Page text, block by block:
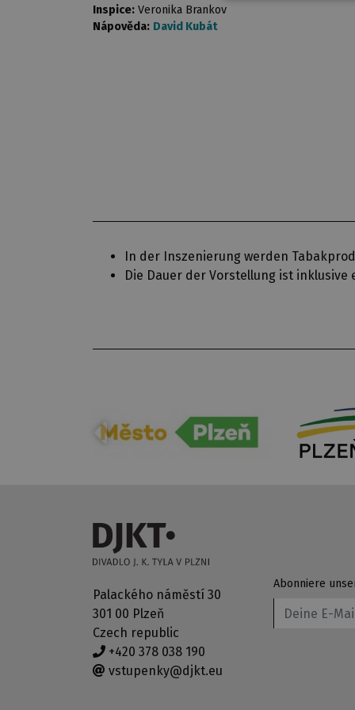
Inspice: Veronika Brankov
Nápověda: David Kubát
In der Inszenierung werden
Die Dauer der Vorstellung ist inklusive
Palackého náměstí 30
301 00 Plzeň
Czech republic
+420 378 038 190
vstupenky@djkt.eu
Abonniere